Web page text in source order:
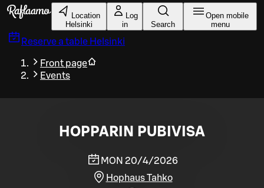
Skip to main content
Location
Helsinki
Log
in
Search
Open mobile
menu
Reserve a table Helsinki
Front page
Events
HOPPARIN PUBIVISA
MON 20/4/2026
Hophaus Tahko